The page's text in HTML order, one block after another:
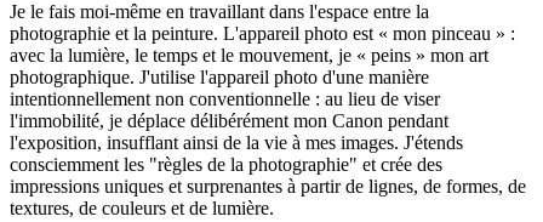
Je le fais moi-même en travaillant dans l'espace entre la
photographie et la peinture. L'appareil photo est « mon pinceau » :
avec la lumière, le temps et le mouvement, je « peins » mon art
photographique. J'utilise l'appareil photo d'une manière
intentionnellement non conventionnelle : au lieu de viser
l'immobilité, je déplace délibérément mon Canon pendant
l'exposition, insufflant ainsi de la vie à mes images. J'étends
consciemment les "règles de la photographie" et crée des
impressions uniques et surprenantes à partir de lignes, de formes, de
textures, de couleurs et de lumière.